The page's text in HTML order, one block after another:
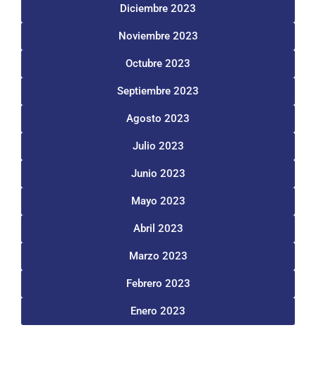
Diciembre 2023
Noviembre 2023
Octubre 2023
Septiembre 2023
Agosto 2023
Julio 2023
Junio 2023
Mayo 2023
Abril 2023
Marzo 2023
Febrero 2023
Enero 2023